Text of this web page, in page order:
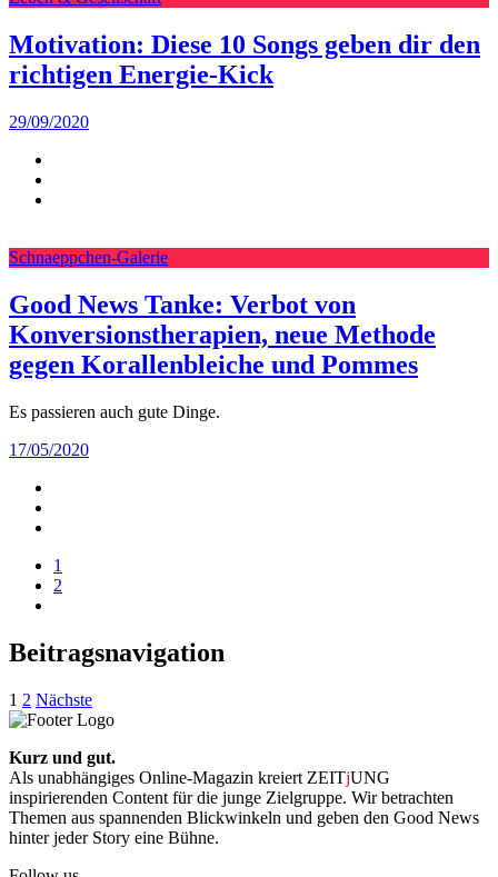
Motivation: Diese 10 Songs geben dir den
richtigen Energie-Kick
29/09/2020
Schnaeppchen-Galerie
Good News Tanke: Verbot von
Konversionstherapien, neue Methode
gegen Korallenbleiche und Pommes
Es passieren auch gute Dinge.
17/05/2020
1
2
Beitragsnavigation
1 2 Nächste
Kurz und gut.
Als unabhängiges Online-Magazin kreiert ZEITjUNG
inspirierenden Content für die junge Zielgruppe. Wir betrachten
Themen aus spannenden Blickwinkeln und geben den Good News
hinter jeder Story eine Bühne.